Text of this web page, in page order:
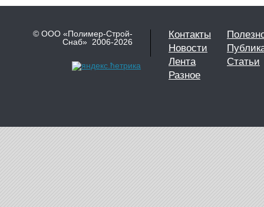
© ООО «Полимер-Строй-
Снаб» 2006-2026
Контакты
Новости
Лента
Статьи
Разное